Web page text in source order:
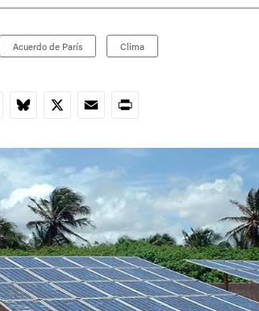
Acuerdo de París Clima
Bluesky
X EmailPrint